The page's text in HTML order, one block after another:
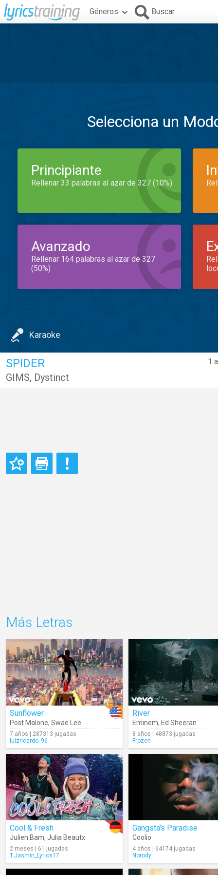
Géneros Buscar
Selecciona un
Principiante
Rellenar 33 palabras al azar de 327 (10%)
Avanzado
Rellenar 164 palabras al azar de 327
(50%)
Karaoke
1
SPIDER
GIMS, Dystinct
Más Letras
Sunflower
Post Malone, Swae Lee
7 años | 287313 jugadas
luizricardo_96
River
Eminem, Ed Sheeran
8 años | 48873 jugadas
Frozen
Cool & Fresh
Julien Bam, Julia Beautx
2 meses | 61 jugadas
T.Jasmin_Lyrics17
Gangsta's Paradise
Coolio
4 años | 64174 jugadas
Norody